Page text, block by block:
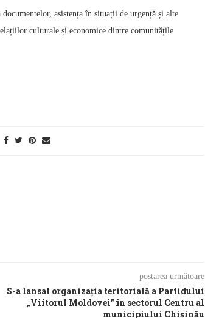
asistența în situații de urgență și alte
culturale și economice dintre comunitățile
postarea următoare
S-a lansat organizația teritorială a Partidului
„Viitorul Moldovei” în sectorul Centru al
municipiului Chișinău